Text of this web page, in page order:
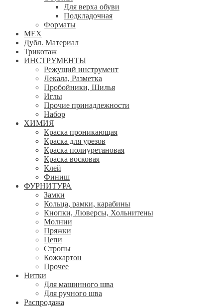
Для верха обуви
Подкладочная
Форматы
МЕХ
Дубл. Материал
Трикотаж
ИНСТРУМЕНТЫ
Режущий инструмент
Лекала, Разметка
Пробойники, Шилья
Иглы
Прочие принадлежности
Набор
ХИМИЯ
Краска проникающая
Краска для урезов
Краска полиуретановая
Краска восковая
Клей
Финиш
ФУРНИТУРА
Замки
Кольца, рамки, карабины
Кнопки, Люверсы, Хольнитены
Молнии
Пряжки
Цепи
Стропы
Кожкартон
Прочее
Нитки
Для машинного шва
Для ручного шва
Распродажа